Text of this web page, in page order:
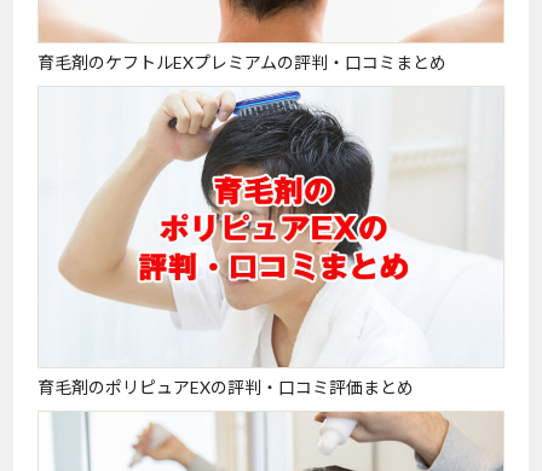
育毛剤のケフトルEXプレミアムの評判・口コミまとめ
育毛剤のポリピュアEXの評判・口コミ評価まとめ